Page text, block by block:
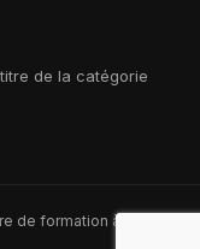
de la catégorie
de formation à la